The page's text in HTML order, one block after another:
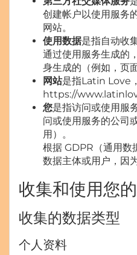
创建帐户以使用服务
网站。
使用数据是指自动收
通过使用服务生成的
身生成的（例如，页
网站是指Latin Love
https://
您是指访问或使用服
问或使用服务的公司
用）。
根据 GDPR（通用数
数据主体或用户，因
收集和使用您
收集的数据类型
个人资料